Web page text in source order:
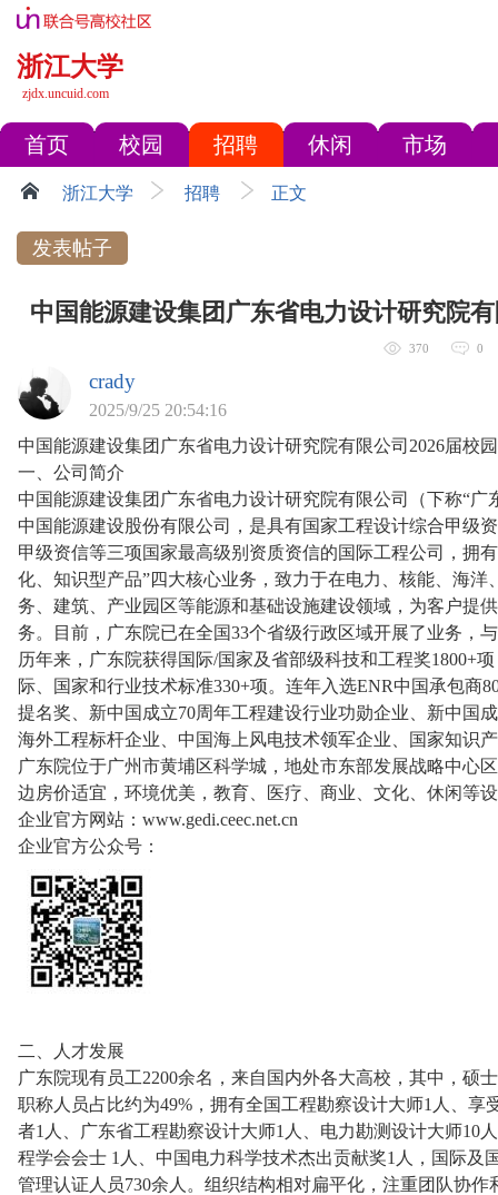
浙江大学
zjdx.uncuid.com
首页 校园 招聘 休闲 市场
浙江大学 招聘 正文
发表帖子
中国能源建设集团广东省电力设计研究院
370 0
crady
2025/9/25 20:54:16
中国能源建设集团广东省电力设计研究院有限公司2026届校
一、公司简介
中国能源建设集团广东省电力设计研究院有限公司（下称“广
中国能源建设股份有限公司，是具有国家工程设计综合甲级
甲级资信等三项国家最高级别资质资信的国际工程公司，拥
化、知识型产品”四大核心业务，致力于在电力、核能、海
务、建筑、产业园区等能源和基础设施建设领域，为客户提
务。目前，广东院已在全国33个省级行政区域开展了业务，
历年来，广东院获得国际/国家及省部级科技和工程奖1800+
际、国家和行业技术标准330+项。连年入选ENR中国承包商
提名奖、新中国成立70周年工程建设行业功勋企业、新中国
海外工程标杆企业、中国海上风电技术领军企业、国家知识
广东院位于广州市黄埔区科学城，地处市东部发展战略中心
边房价适宜，环境优美，教育、医疗、商业、文化、休闲等
企业官方网站：www.gedi.ceec.net.cn
企业官方公众号：
二、人才发展
广东院现有员工2200余名，来自国内外各大高校，其中，硕
职称人员占比约为49%，拥有全国工程勘察设计大师1人、
者1人、广东省工程勘察设计大师1人、电力勘测设计大师10
程学会会士 1人、中国电力科学技术杰出贡献奖1人，国际及
管理认证人员730余人。组织结构相对扁平化，注重团队协